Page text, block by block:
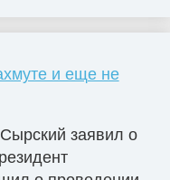
и еще не
заявил о